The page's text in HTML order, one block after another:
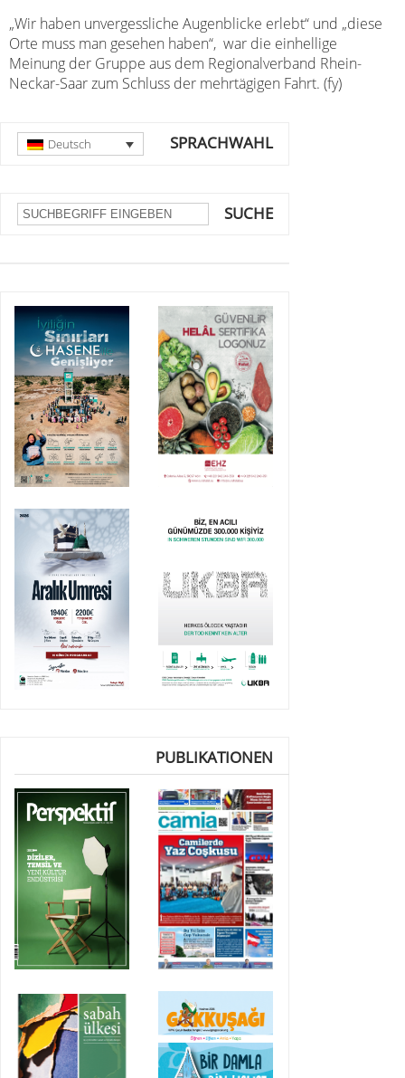
„Wir haben unvergessliche Augenblicke erlebt“ und „diese
Orte muss man gesehen haben“, war die einhellige
Meinung der Gruppe aus dem Regionalverband Rhein-
Neckar-Saar zum Schluss der mehrtägigen Fahrt. (fy)
SPRACHWAHL
Deutsch
SUCHE
PUBLIKATIONEN